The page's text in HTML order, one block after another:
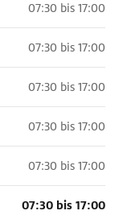
07:30 bis 17:00
07:30 bis 17:00
07:30 bis 17:00
07:30 bis 17:00
07:30 bis 17:00
07:30 bis 17:00